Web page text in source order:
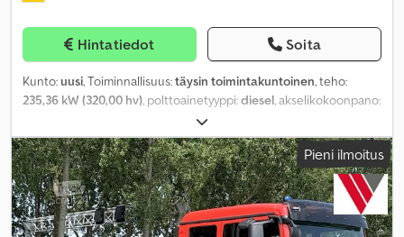
Hintatiedot Soita
Kunto:uusi, Toiminnallisuus:täysin toimintakuntoinen, teho:
235,36 kW (320,00 hv), polttoainetyyppi:diesel, akselikokoonpano:
, Varusteet:
neliveto, perävaunukytkin, takalaitanostin, tasauspyörästön
lukko, turvatyyny, Pieni ilmoitus